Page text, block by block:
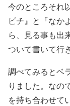
今のところそれ
ピチ』と『なか
ら、見る事も出
ついて書いて行
調べてみるとベ
りました。なの
を持ち合わせて